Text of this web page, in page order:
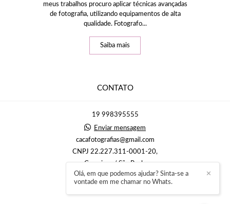
meus trabalhos procuro aplicar técnicas avançadas
de fotografia, utilizando equipamentos de alta
qualidade. Fotografo...
Saiba mais
CONTATO
19 998395555
Enviar mensagem
cacafotografias@gmail.com
CNPJ 22.227.311-0001-20,
Campinas / São Paulo
✕
Olá, em que podemos ajudar? Sinta-se a
vontade em me chamar no Whats.